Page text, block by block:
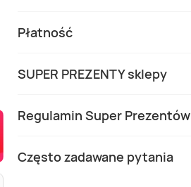
Płatność
SUPER PREZENTY sklepy
Regulamin Super Prezentów
Często zadawane pytania